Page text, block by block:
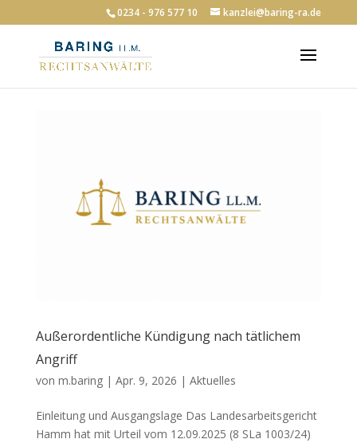
0234 - 976 577 10 kanzlei@baring-ra.de
Außerordentliche Kündigung nach tätlichem
Angriff
von m.baring| Apr. 9, 2026 | Aktuelles
Einleitung und Ausgangslage Das Landesarbeitsgericht
Hamm hat mit Urteil vom 12.09.2025 (8 SLa 1003/24)